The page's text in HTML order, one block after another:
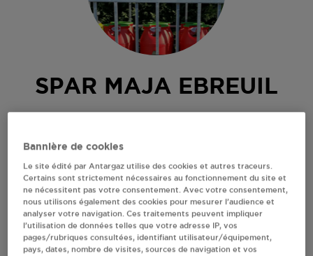
SPAR MAJA EBREUIL
S'Y RENDRE
AFFICHER LE TÉLÉPHONE
Bannière de cookies
Le site édité par Antargaz utilise des cookies et autres traceurs.
Certains sont strictement nécessaires au fonctionnement du site et
ne nécessitent pas votre consentement. Avec votre consentement,
nous utilisons également des cookies pour mesurer l’audience et
analyser votre navigation. Ces traitements peuvent impliquer
l’utilisation de données telles que votre adresse IP, vos
pages/rubriques consultées, identifiant utilisateur/équipement,
pays, dates, nombre de visites, sources de navigation et vos